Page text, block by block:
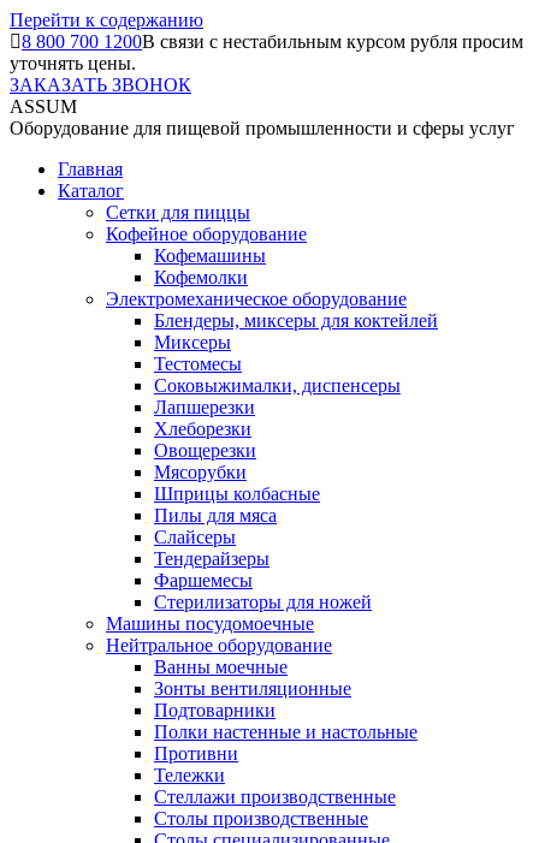
Перейти к содержанию
8 800 700 1200В связи с нестабильным курсом рубля просим
уточнять цены.
ЗАКАЗАТЬ ЗВОНОК
ASSUM
Оборудование для пищевой промышленности и сферы услуг
Главная
Каталог
Сетки для пиццы
Кофейное оборудование
Кофемашины
Кофемолки
Электромеханическое оборудование
Блендеры, миксеры для коктейлей
Миксеры
Тестомесы
Соковыжималки, диспенсеры
Лапшерезки
Хлеборезки
Овощерезки
Мясорубки
Шприцы колбасные
Пилы для мяса
Слайсеры
Тендерайзеры
Фаршемесы
Стерилизаторы для ножей
Машины посудомоечные
Нейтральное оборудование
Ванны моечные
Зонты вентиляционные
Подтоварники
Полки настенные и настольные
Противни
Тележки
Стеллажи производственные
Столы производственные